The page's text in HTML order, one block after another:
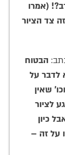
(אמרו
צד הציור
הבטוח
לדבר על
שאין
לציור
כיון
על זה –